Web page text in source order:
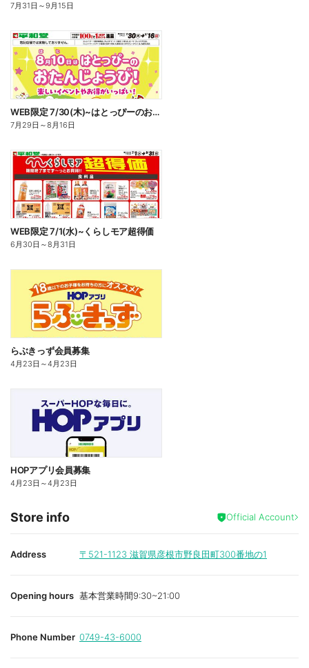
7月31日 ～9月15日
WEB限定 7/30(木)~はとっぴーのおたんじょうび
7月29日 ～8月16日
WEB限定 7/1(水)~くらしモア超得価
6月30日 ～8月31日
らぶきっず会員募集
4月23日 ～4月23日
HOPアプリ会員募集
4月23日 ～4月23日
Store info Official Account
Address 〒521-1123 滋賀県彦根市野良田町300番地の1
Opening hours 基本営業時間9:30~21:00
Phone Number 0749-43-6000